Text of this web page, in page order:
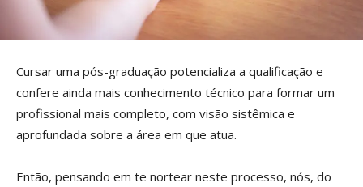
Cursar uma pós-graduação potencializa a qualificação e
confere ainda mais conhecimento técnico para formar um
profissional mais completo, com visão sistêmica e
aprofundada sobre a área em que atua.
Então, pensando em te nortear neste processo, nós, do